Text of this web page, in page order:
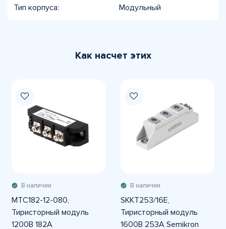
Тип корпуса: Модульный
Как насчет этих
В наличии
MTC182-12-080,
Тиристорный модуль
1200В 182А
В наличии
SKKT253/16E,
Тиристорный модуль
1600В 253А Semikron